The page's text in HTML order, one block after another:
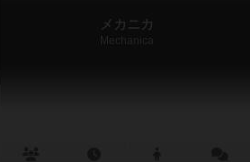
メカニカ
Mechanica